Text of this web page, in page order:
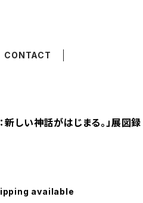
CONTACT
新しい神話がはじまる。」展図録
available